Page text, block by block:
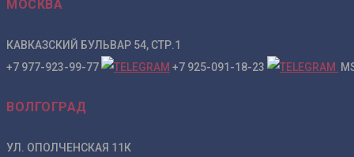
МОСКВА
КАВКАЗСКИЙ БУЛЬВАР 54, СТР.1
+7 977-923-99-77
+7 925-091-18-23
ВОЛГОГРАД
УЛ. ОПОЛЧЕНСКАЯ 11К